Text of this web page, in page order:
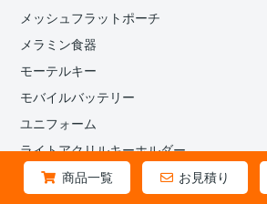
商品一覧 お見積り
メッシュフラットポーチ
メラミン食器
モーテルキー
モバイルバッテリー
ユニフォーム
ライトアクリルキーホルダー
ラウンドタオル